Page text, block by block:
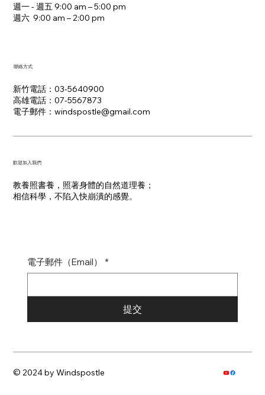
週一 - 週五 9:00 am – 5:00 pm
週六 9:00 am – 2:00 pm​
新竹電話：03-5640900
高雄電話：07-5567873
電子郵件：​windspostle@gmail.com
聯絡方式
​歡迎加入我們
教養照書養，照著身體的自然道理養；
​相信科學，不陷入快崩潰的感覺。
電子郵件（Email） *
提交
© 2024 by Windspostle